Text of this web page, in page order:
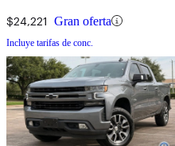
$24,221 Gran oferta
Incluye tarifas de conc.